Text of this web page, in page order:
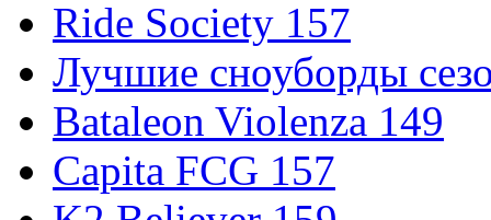
Ride Society 157
Лучшие сноуборды
Bataleon Violenza 149
Capita FCG 157